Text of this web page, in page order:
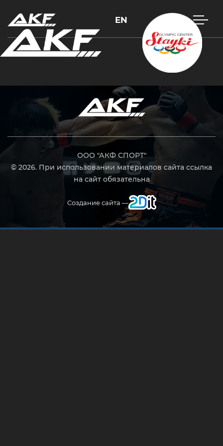
EN
ООО "АКФ СПОРТ"
© 2026. При использовании материалов сайта ссылка
на сайт обязательна
Создание сайта —
Нажмите Enter для поиска или Esc, чтобы закрыть